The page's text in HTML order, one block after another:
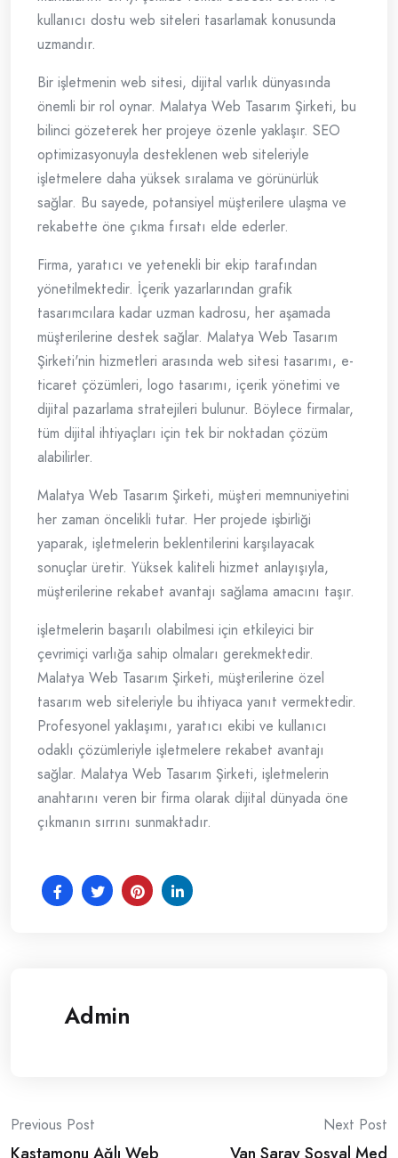
kullanıcı dostu web siteleri tasarlamak konusunda
uzmandır.
Bir işletmenin web sitesi, dijital varlık dünyasında
önemli bir rol oynar. Malatya Web Tasarım Şirketi, bu
bilinci gözeterek her projeye özenle yaklaşır. SEO
optimizasyonuyla desteklenen web siteleriyle
işletmelere daha yüksek sıralama ve görünürlük
sağlar. Bu sayede, potansiyel müşterilere ulaşma ve
rekabette öne çıkma fırsatı elde ederler.
Firma, yaratıcı ve yetenekli bir ekip tarafından
yönetilmektedir. İçerik yazarlarından grafik
tasarımcılara kadar uzman kadrosu, her aşamada
müşterilerine destek sağlar. Malatya Web Tasarım
Şirketi'nin hizmetleri arasında web sitesi tasarımı, e-
ticaret çözümleri, logo tasarımı, içerik yönetimi ve
dijital pazarlama stratejileri bulunur. Böylece firmalar,
tüm dijital ihtiyaçları için tek bir noktadan çözüm
alabilirler.
Malatya Web Tasarım Şirketi, müşteri memnuniyetini
her zaman öncelikli tutar. Her projede işbirliği
yaparak, işletmelerin beklentilerini karşılayacak
sonuçlar üretir. Yüksek kaliteli hizmet anlayışıyla,
müşterilerine rekabet avantajı sağlama amacını taşır.
işletmelerin başarılı olabilmesi için etkileyici bir
çevrimiçi varlığa sahip olmaları gerekmektedir.
Malatya Web Tasarım Şirketi, müşterilerine özel
tasarım web siteleriyle bu ihtiyaca yanıt vermektedir.
Profesyonel yaklaşımı, yaratıcı ekibi ve kullanıcı
odaklı çözümleriyle işletmelere rekabet avantajı
sağlar. Malatya Web Tasarım Şirketi, işletmelerin
anahtarını veren bir firma olarak dijital dünyada öne
çıkmanın sırrını sunmaktadır.
Admin
Post
Previous Post Next Post